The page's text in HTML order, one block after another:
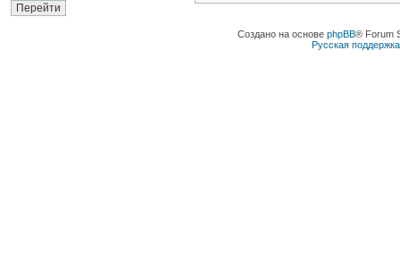
Создано на основе phpBB® Forum
Русская